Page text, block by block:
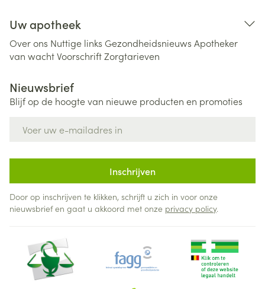
Uw apotheek
Over ons Nuttige links Gezondheidsnieuws Apotheker
van wachtVoorschriftZorgtarieven
Nieuwsbrief
Blijf op de hoogte van nieuwe producten en promoties
Inschrijven
Door op inschrijven te klikken, schrijft u zich in voor onze
nieuwsbrief en gaat u akkoord met onze privacy policy.